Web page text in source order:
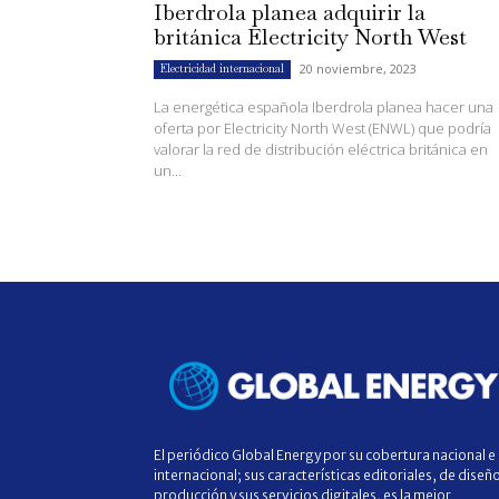
Iberdrola planea adquirir la
británica Electricity North West
Electricidad internacional 20 noviembre, 2023
La energética española Iberdrola planea hacer una
oferta por Electricity North West (ENWL) que podría
valorar la red de distribución eléctrica británica en
un...
El periódico Global Energy por su cobertura nacional e
internacional; sus características editoriales, de
producción y sus servicios digitales, es la mejor